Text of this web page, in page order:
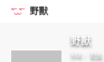
野獸
野獸
别名： 野兽